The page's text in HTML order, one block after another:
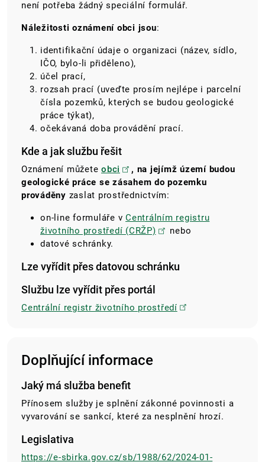
není potřeba žádný speciální formulář.
Náležitosti oznámení obci jsou:
identifikační údaje o organizaci (název, sídlo,
IČO, bylo-li přiděleno),
účel prací,
rozsah prací (uveďte prosím nejlépe i parcelní
čísla pozemků, kterých se budou geologické
práce týkat),
očekávaná doba provádění prací.
Kde a jak službu řešit
Oznámení můžete obci
, na jejímž území budou
geologické práce se zásahem do pozemku
prováděny zaslat prostřednictvím:
on-line formuláře v Centrálním registru
životního prostředí (CRŽP)
nebo
datové schránky.
Lze vyřídit přes datovou schránku
Službu lze vyřídit přes portál
Centrální registr životního prostředí
Doplňující informace
Jaký má služba benefit
Přínosem služby je splnění zákonné povinnosti a
vyvarování se sankcí, které za nesplnění hrozí.
Legislativa
https://e-sbirka.gov.cz/sb/1988/62/2024-01-